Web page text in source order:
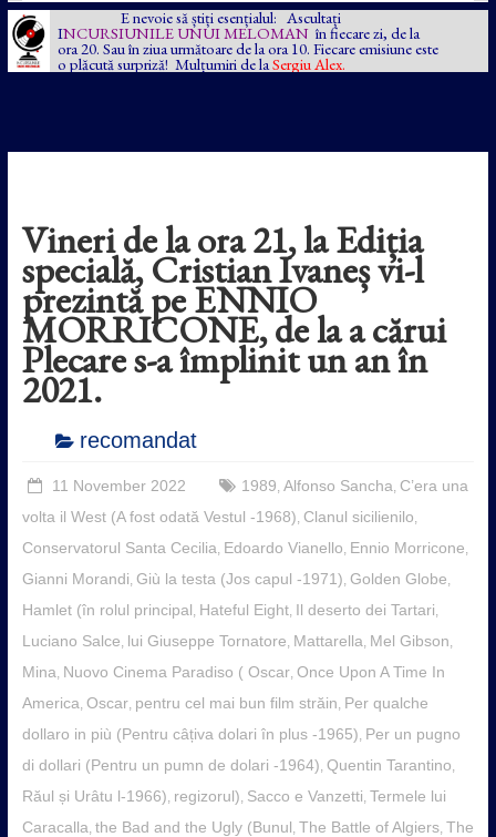
E nevoie să știți esențialul: Ascultați
INCURSIUNILE UNUI MELOMAN în fiecare zi, de la
ora 20. Sau în ziua următoare de la ora 10. Fiecare emisiune este
o plăcută surpriză! Mulțumiri de la Sergiu Alex.
Vineri de la ora 21, la Ediția
specială, Cristian Ivaneș vi-l
prezintă pe ENNIO
MORRICONE, de la a cărui
Plecare s-a împlinit un an în
2021.
recomandat
11 November 2022 1989 Alfonso Sancha C’era una
volta il West (A fost odată Vestul -1968) Clanul sicilienilo
Conservatorul Santa Cecilia Edoardo Vianello Ennio Morricone
Gianni Morandi Giù la testa (Jos capul -1971) Golden Globe
Hamlet (în rolul principal Hateful Eight, Il deserto dei Tartari
Luciano Salce lui Giuseppe Tornatore Mattarella Mel Gibson
Mina Nuovo Cinema Paradiso ( Oscar, Once Upon A Time In
America Oscar, pentru cel mai bun film străin Per qualche
dollaro in più (Pentru câțiva dolari în plus -1965) Per un pugno
di dollari (Pentru un pumn de dolari -1964) Quentin Tarantino
Răul și Urâtu l-1966) regizorul) Sacco e Vanzetti Termele lui
Caracalla the Bad and the Ugly (Bunul The Battle of Algiers, The